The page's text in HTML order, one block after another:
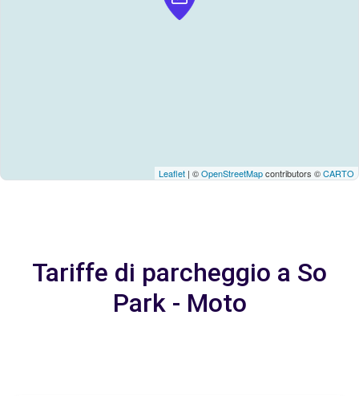
Leaflet | ©OpenStreetMapcontributors ©CARTO
Tariffe di parcheggio a So
Park - Moto